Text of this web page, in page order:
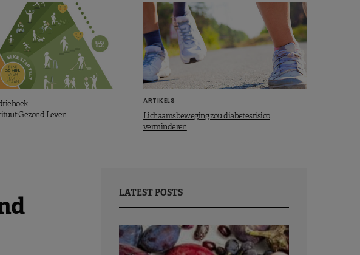
Gezond Leven
ARTIKELS
Lichaamsbeweging zou diabetesrisico
verminderen
LATEST POSTS